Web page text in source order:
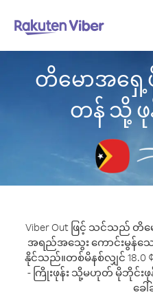
တိမောအရှေ့ပို
တန် သို့ ဖု
Viber Out ဖြင့် သင်သည် တိ
အရည်အသွေး ကောင်းမွန်သေ
နိုင်သည်။တစ်မိနစ်လျှင် 18.0
- ကြိုးဖုန်း သို့မဟုတ် မိုဘိုင်း
ခေ